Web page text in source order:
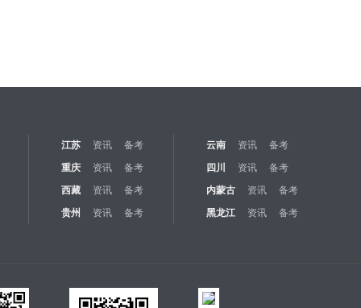
江苏 资讯 备考 云南 资讯
备考
重庆
资讯 备考 四川 资讯
备考
西藏
资讯 备考 内蒙古 资讯
备考
贵州
资讯 备考 黑龙江 资讯 备考